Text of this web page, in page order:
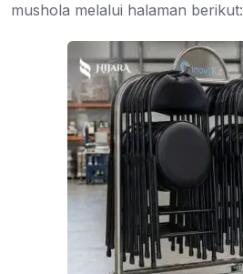
mushola melalui halaman berikut: